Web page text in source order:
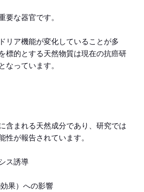
要な器官です。
リア機能が変化していることが多
標的とする天然物質は現在の抗癌研
なっています。
含まれる天然成分であり、研究では
性が報告されています。
ス誘導
果）への影響